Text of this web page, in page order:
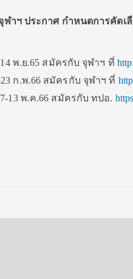
ฬาฯ ประกาศ กำหนดการคัดเลื
พ.ย.65 สมัครกับ จุฬาฯ ที่
ก.พ.66 สมัครกับ จุฬาฯ ที่
13 พ.ค.66 สมัครกับ ทปอ.